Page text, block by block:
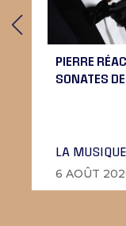
PIERRE
SONATES
LA
6 AOÛT